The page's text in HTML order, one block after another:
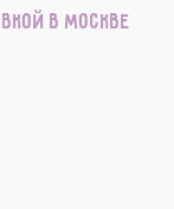
в Москве